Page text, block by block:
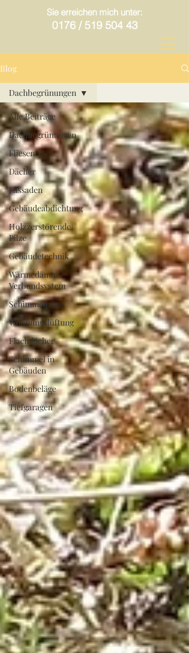
Sie erreichen mich unter:
0176 /519 504 43
Blog
Alle Beiträge
Dachbegrünungen
Fliesen
Dächer
Fassaden
Gebäudeabdichtung
Holzzerstörende
Pilze
Gebäudetechnik
Wärmedämm-
Verbundsystem
Schimmelpilze
Wohnungslüftung
Flachdächer
Schimmel in
Gebäuden
Bodenbeläge
Tiefgaragen
Dachbegrünungen